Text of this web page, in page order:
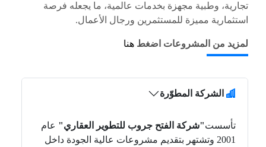
تجارية، وطبية مجهزة بخدمات عالمية، ما يجعله فرصة
استثمارية مميزة للمستثمرين ورجال الأعمال.
لمزيد من المشروعات اضغط هنا
الشركة المطوّرة
تأسست"شركة الفتح جروب للتطوير العقاري" عام
2001 وتشتهر بتقديم مشروعات عالية الجودة داخل